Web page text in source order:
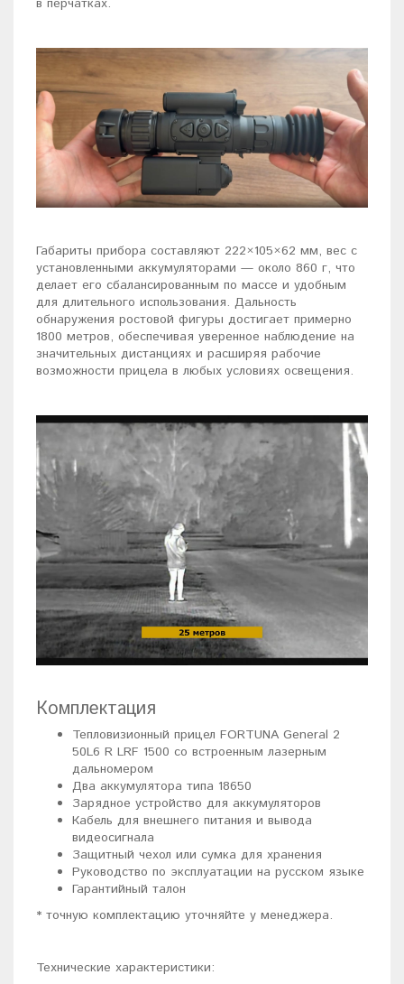
в перчатках.
Габариты прибора составляют 222×105×62 мм, вес с
установленными аккумуляторами — около 860 г, что
делает его сбалансированным по массе и удобным
для длительного использования. Дальность
обнаружения ростовой фигуры достигает примерно
1800 метров, обеспечивая уверенное наблюдение на
значительных дистанциях и расширяя рабочие
возможности прицела в любых условиях освещения.
Комплектация
Тепловизионный прицел FORTUNA General 2
50L6 R LRF 1500 со встроенным лазерным
дальномером
Два аккумулятора типа 18650
Зарядное устройство для аккумуляторов
Кабель для внешнего питания и вывода
видеосигнала
Защитный чехол или сумка для хранения
Руководство по эксплуатации на русском языке
Гарантийный талон
* точную комплектацию уточняйте у менеджера.
Технические характеристики: